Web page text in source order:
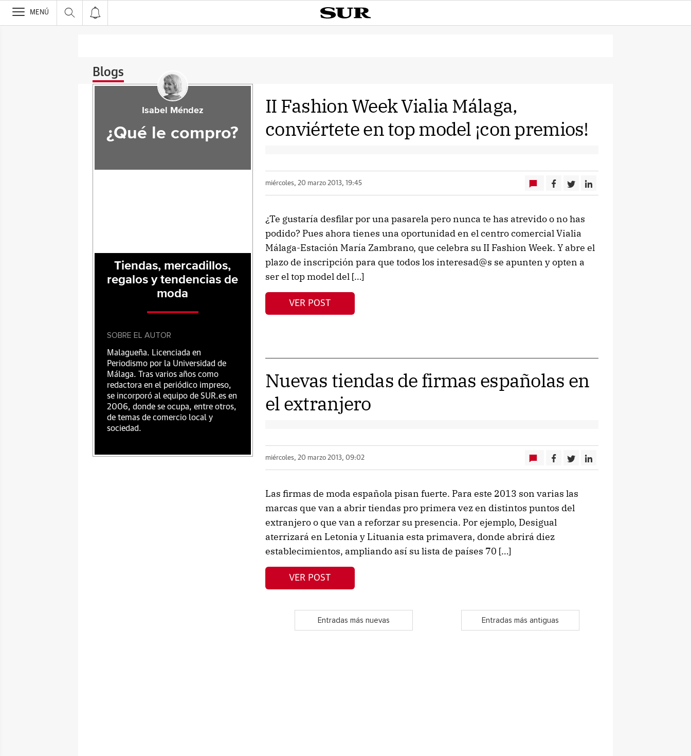
>
MENÚ
Blogs
II Fashion Week Vialia Málaga,
conviértete en top model ¡con premios!
miércoles, 20 marzo 2013, 19:45
¿Te gustaría desfilar por una pasarela pero nunca te has atrevido o no has
podido? Pues ahora tienes una oportunidad en el centro comercial Vialia
Málaga-Estación María Zambrano, que celebra su II Fashion Week. Y abre el
plazo de inscripción para que todos los interesad@s se apunten y opten a
ser el top model del […]
VER POST
Nuevas tiendas de firmas españolas en
el extranjero
miércoles, 20 marzo 2013, 09:02
Las firmas de moda española pisan fuerte. Para este 2013 son varias las
marcas que van a abrir tiendas pro primera vez en distintos puntos del
extranjero o que van a reforzar su presencia. Por ejemplo, Desigual
aterrizará en Letonia y Lituania esta primavera, donde abrirá diez
establecimientos, ampliando así su lista de países 70 […]
VER POST
Entradas más nuevas Entradas más antiguas
Isabel Méndez
¿Qué le compro?
Tiendas, mercadillos,
regalos y tendencias de
moda
SOBRE EL AUTOR
Malagueña. Licenciada en
Periodismo por la Universidad de
Málaga. Tras varios años como
redactora en el periódico impreso,
se incorporó al equipo de SUR.es en
2006, donde se ocupa, entre otros,
de temas de comercio local y
sociedad.